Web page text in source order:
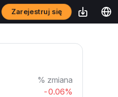
Zarejestruj się
% zmiana
-0.06%